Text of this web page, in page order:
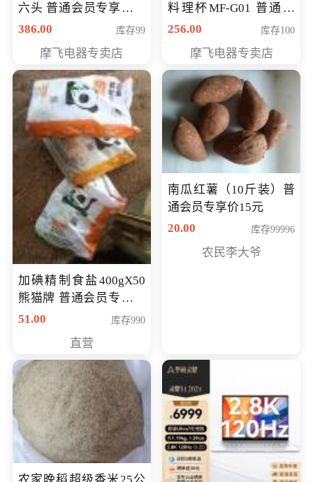
六头 普通会员专享价格
199元
386.00 库存99
摩飞电器专卖店
料理杯MF-G01 普通会
员专享价格118元
256.00 库存100
摩飞电器专卖店
加碘精制食盐400gX50
熊猫牌 普通会员专享价
格50元
51.00 库存990
直营
南瓜红薯（10斤装）普
通会员专享价15元
20.00
库存99996
农民李大爷